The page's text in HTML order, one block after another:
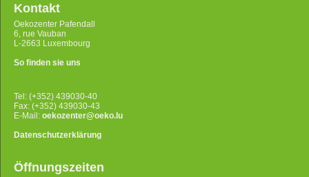
Kontakt
Oekozenter Pafendall
6, rue Vauban
L-2663 Luxembourg
So finden sie uns
Tel: (+352) 439030-40
Fax: (+352) 439030-43
E-Mail: oekozenter@oeko.lu
Datenschutzerklärung
Öffnungszeiten